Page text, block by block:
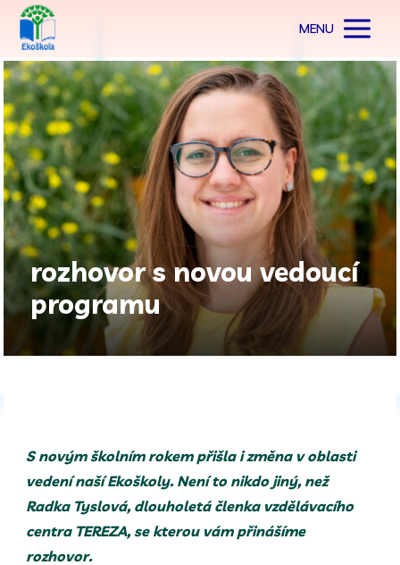
MENU
rozhovor s novou vedoucí
programu
S novým školním rokem přišla i změna v oblasti
vedení naší Ekoškoly. Není to nikdo jiný, než
Radka Tyslová, dlouholetá členka vzdělávacího
centra TEREZA, se kterou vám přinášíme
rozhovor.